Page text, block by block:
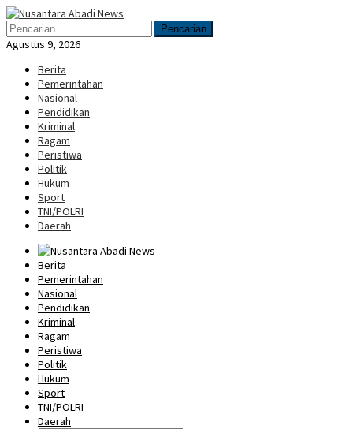
Loncat
ke
konten
Menu
Mobile
Pencarian
Agustus 9, 2026
Berita
Pemerintahan
Nasional
Pendidikan
Kriminal
Ragam
Peristiwa
Politik
Hukum
Sport
TNI/POLRI
Daerah
Berita
Pemerintahan
Nasional
Pendidikan
Kriminal
Ragam
Peristiwa
Politik
Hukum
Sport
TNI/POLRI
Daerah